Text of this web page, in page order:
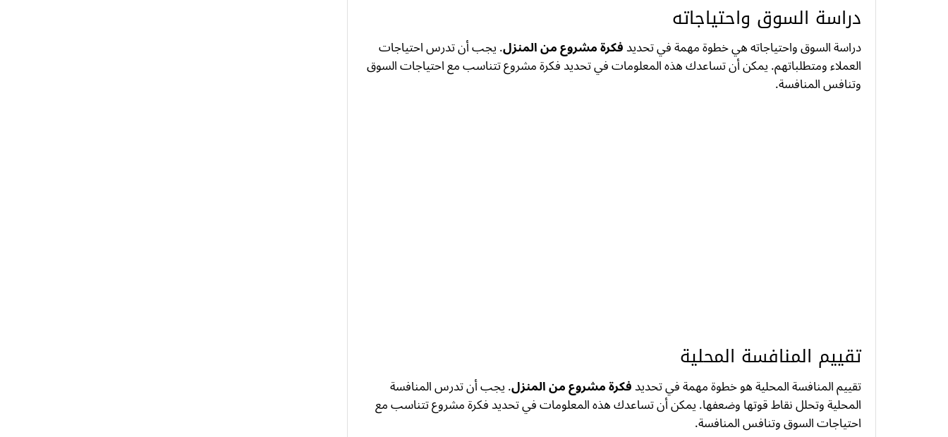
دراسة السوق واحتياجاته
دراسة السوق واحتياجاته هي خطوة مهمة في تحديدفكرة مشروع من المنزل. يجب أن تدرس احتياجات
العملاء ومتطلباتهم. يمكن أن تساعدك هذه المعلومات في تحديد فكرة مشروع تتناسب مع احتياجات السوق
وتنافس المنافسة.
تقييم المنافسة المحلية
تقييم المنافسة المحلية هو خطوة مهمة في تحديدفكرة مشروع من المنزل. يجب أن تدرس المنافسة
المحلية وتحلل نقاط قوتها وضعفها. يمكن أن تساعدك هذه المعلومات في تحديد فكرة مشروع تتناسب مع
احتياجات السوق وتنافس المنافسة.